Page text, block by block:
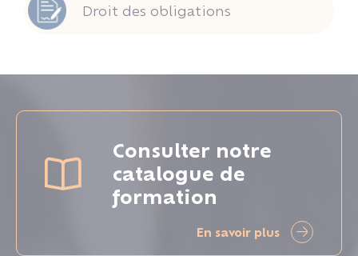
Droit des obligations
Consulter notre
catalogue de
formation
En savoir plus